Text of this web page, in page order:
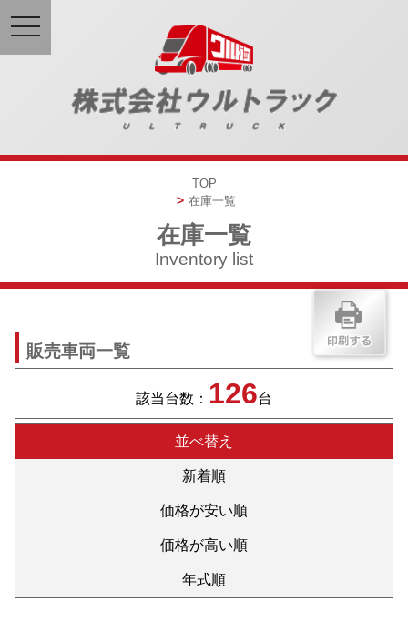
TOP
在庫一覧
在庫一覧
Inventory list
販売車両一覧
該当台数： 126台
並べ替え
新着順
価格が安い順
価格が高い順
年式順
toggle
navigation